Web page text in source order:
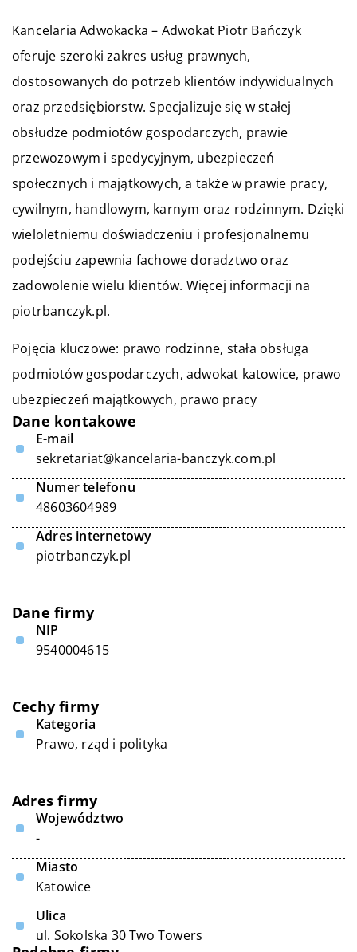
Kancelaria Adwokacka – Adwokat Piotr Bańczyk
oferuje szeroki zakres usług prawnych,
dostosowanych do potrzeb klientów indywidualnych
oraz przedsiębiorstw. Specjalizuje się w stałej
obsłudze podmiotów gospodarczych, prawie
przewozowym i spedycyjnym, ubezpieczeń
społecznych i majątkowych, a także w prawie pracy,
cywilnym, handlowym, karnym oraz rodzinnym. Dzięki
wieloletniemu doświadczeniu i profesjonalnemu
podejściu zapewnia fachowe doradztwo oraz
zadowolenie wielu klientów. Więcej informacji na
piotrbanczyk.pl.
Pojęcia kluczowe: prawo rodzinne, stała obsługa
podmiotów gospodarczych, adwokat katowice, prawo
ubezpieczeń majątkowych, prawo pracy
Dane kontakowe
E-mail
sekretariat@kancelaria-banczyk.com.pl
Numer telefonu
48603604989
Adres internetowy
piotrbanczyk.pl
Dane firmy
NIP
9540004615
Cechy firmy
Kategoria
Prawo, rząd i polityka
Adres firmy
Województwo
-
Miasto
Katowice
Ulica
ul. Sokolska 30 Two Towers